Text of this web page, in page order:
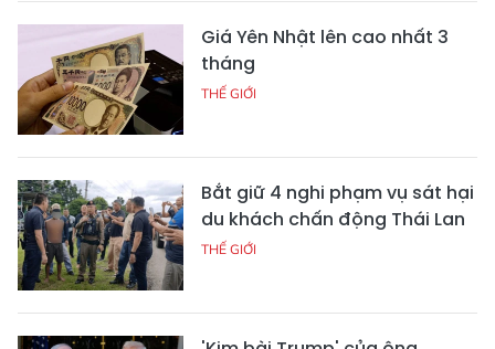
Giá Yên Nhật lên cao nhất 3
tháng
THẾ GIỚI
Bắt giữ 4 nghi phạm vụ sát hại
du khách chấn động Thái Lan
THẾ GIỚI